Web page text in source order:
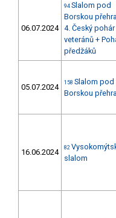
06.07.2024
94 Slalom pod
Borskou
4. Český pohár
veteránů +
předžáků
05.07.2024 158 Slalom pod
Borskou
16.06.2024 82
slalom